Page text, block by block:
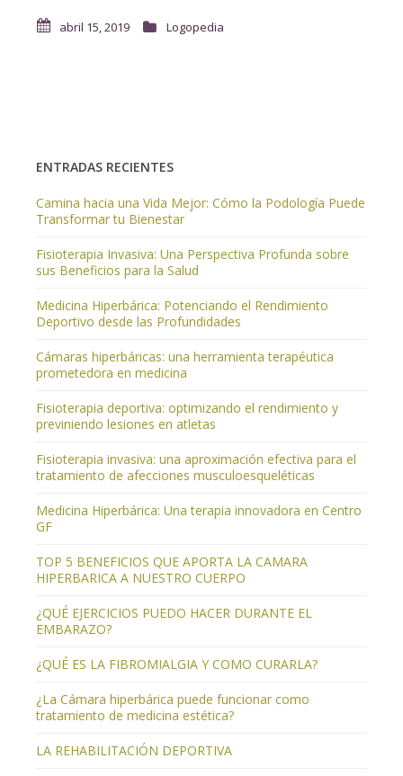
abril 15, 2019 Logopedia
ENTRADAS RECIENTES
Camina hacia una Vida Mejor: Cómo la Podología Puede
Transformar tu Bienestar
Fisioterapia Invasiva: Una Perspectiva Profunda sobre
sus Beneficios para la Salud
Medicina Hiperbárica: Potenciando el Rendimiento
Deportivo desde las Profundidades
Cámaras hiperbáricas: una herramienta terapéutica
prometedora en medicina
Fisioterapia deportiva: optimizando el rendimiento y
previniendo lesiones en atletas
Fisioterapia invasiva: una aproximación efectiva para el
tratamiento de afecciones musculoesqueléticas
Medicina Hiperbárica: Una terapia innovadora en Centro
GF
TOP 5 BENEFICIOS QUE APORTA LA CAMARA
HIPERBARICA A NUESTRO CUERPO
¿QUÉ EJERCICIOS PUEDO HACER DURANTE EL
EMBARAZO?
¿QUÉ ES LA FIBROMIALGIA Y COMO CURARLA?
¿La Cámara hiperbárica puede funcionar como
tratamiento de medicina estética?
LA REHABILITACIÓN DEPORTIVA